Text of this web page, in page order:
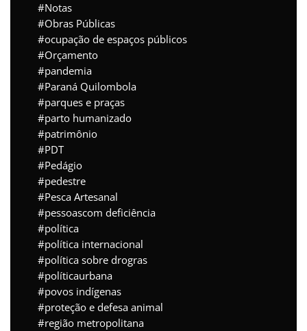
Notas
Obras Públicas
ocupação de espaços públicos
Orçamento
pandemia
Paraná Quilombola
parques e praças
parto humanizado
patrimônio
PDT
Pedágio
pedestre
Pesca Artesanal
pessoascom deficiência
política
política internacional
política sobre drogras
políticaurbana
povos indígenas
proteção e defesa animal
região metropolitana